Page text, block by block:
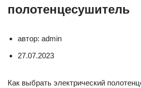
полотенцесушитель
автор: admin
27.07.2023
Как выбрать электрический